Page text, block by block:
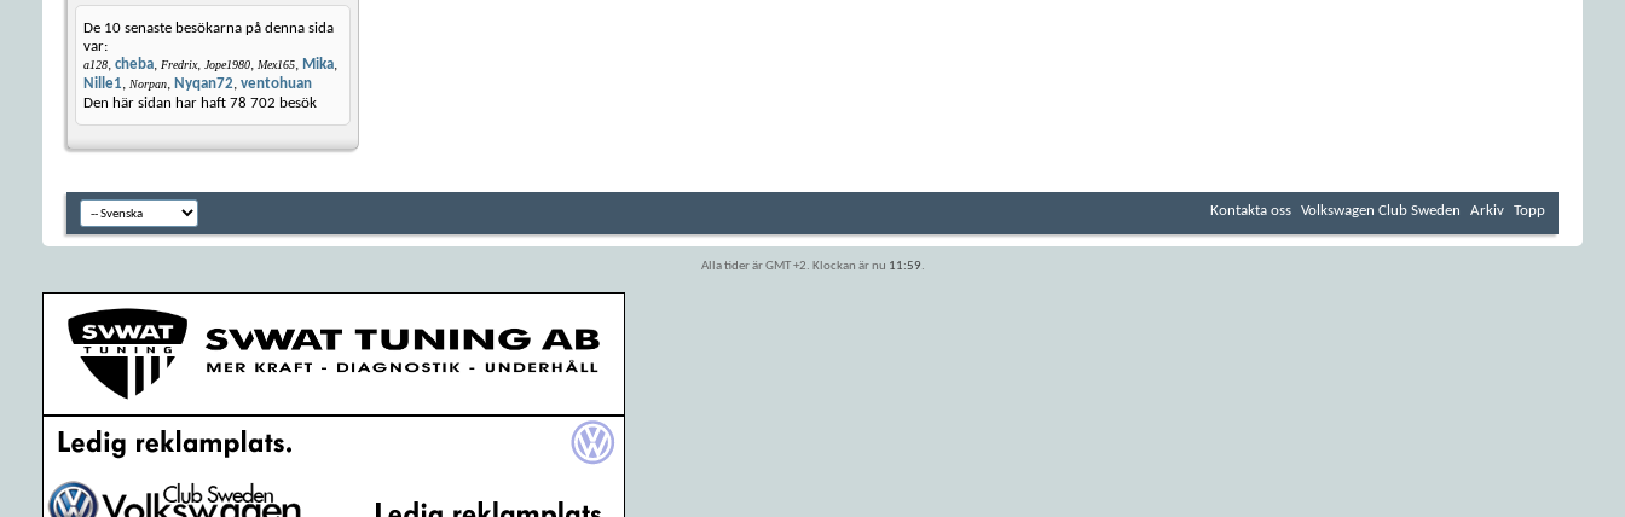
De 10 senaste besökarna på denna sida
var:
a128, cheba, Fredrix, Jope1980, Mex165, Mika,
Nille1, Norpan, Nyqan72, ventohuan
Den här sidan har haft 78 702 besök
Kontakta oss Volkswagen Club Sweden Arkiv Topp
Alla tider är GMT +2. Klockan är nu 11:59.